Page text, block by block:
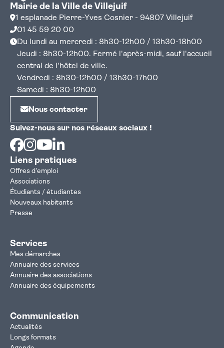
Mairie de la Ville de Villejuif
1 esplanade Pierre-Yves Cosnier - 94807 Villejuif
01 45 59 20 00
Du lundi au mercredi : 8h30-12h00 / 13h30-18h00
Jeudi : 8h30-12h00. Fermé l'après-midi, sauf l'accueil
central de l'hôtel de ville.
Vendredi : 8h30-12h00 / 13h30-17h00
Samedi : 8h30-12h00
Nous contacter
Suivez-nous sur nos réseaux sociaux !
Facebook
Instagram
Youtube
Liens pratiques
Offres d'emploi
Associations
Étudiants / étudiantes
Nouveaux habitants
Presse
Services
Mes démarches
Annuaire des services
Annuaire des associations
Annuaire des équipements
Communication
Actualités
Longs formats